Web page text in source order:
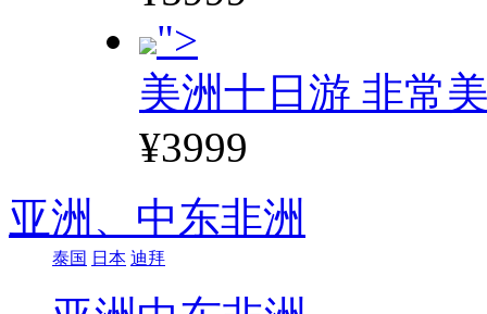
">
美洲十日游 非常
¥3999
亚洲、 中东非洲
泰国 日本 迪拜